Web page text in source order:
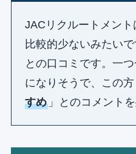
JACリクルートメント
比較的少ないみたい
との口コミです。一
になりそうで、この
すめ 」とのコメント